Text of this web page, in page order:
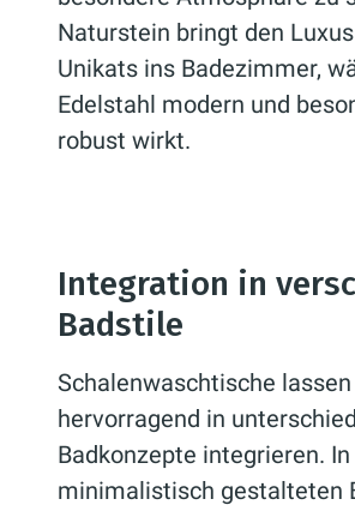
Naturstein bringt den
Unikats ins Badezimmer,
Edelstahl modern und
robust wirkt.
Integration in
Badstile
Schalenwaschtische
hervorragend in
Badkonzepte integrieren. In
minimalistisch gestalteten